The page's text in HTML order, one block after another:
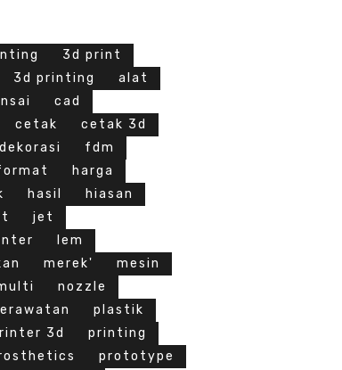
3d print
3d printing
alat
cad
cetak
cetak 3d
dekorasi
fdm
harga
hasil
hiasan
jet
lem
merek'
mesin
nozzle
plastik
3d
printing
prototype